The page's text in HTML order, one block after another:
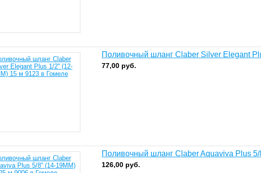
Поливочный шланг Claber Silver Elegant
77,00 руб.
Поливочный шланг Claber Aquaviva Plus
126,00 руб.